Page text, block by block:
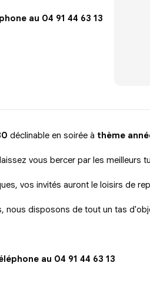
au 04 91 44 63 13
déclinable en soirée à thème
vous bercer par les meilleurs
vos invités auront le loisirs de
disposons de tout un tas
au 04 91 44 63 13